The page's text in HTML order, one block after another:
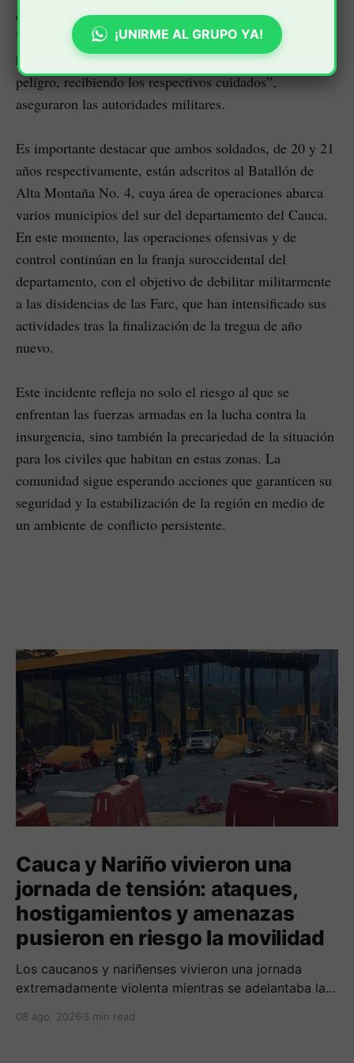
contrarrestar el ataque y, posteriormente, trasladar a
Yepez Zapata y Oviedo hacia la sala de urgencias del
hospital de El Bordo. “Los dos soldados están fuera de
peligro, recibiendo los respectivos cuidados”,
aseguraron las autoridades militares.
Es importante destacar que ambos soldados, de 20 y 21
años respectivamente, están adscritos al Batallón de
Alta Montaña No. 4, cuya área de operaciones abarca
varios municipios del sur del departamento del Cauca.
En este momento, las operaciones ofensivas y de
control continúan en la franja suroccidental del
departamento, con el objetivo de debilitar militarmente
a las disidencias de las Farc, que han intensificado sus
actividades tras la finalización de la tregua de año
nuevo.
Este incidente refleja no solo el riesgo al que se
enfrentan las fuerzas armadas en la lucha contra la
insurgencia, sino también la precariedad de la situación
para los civiles que habitan en estas zonas. La
comunidad sigue esperando acciones que garanticen su
seguridad y la estabilización de la región en medio de
un ambiente de conflicto persistente.
Cauca y Nariño vivieron una
jornada de tensión: ataques,
hostigamientos y amenazas
pusieron en riesgo la movilidad
Los caucanos y nariñenses vivieron una jornada
extremadamente violenta mientras se adelantaba la
presidente de Colombia.
08 ago. 2026 3 min read
¡UNIRME AL GRUPO YA!